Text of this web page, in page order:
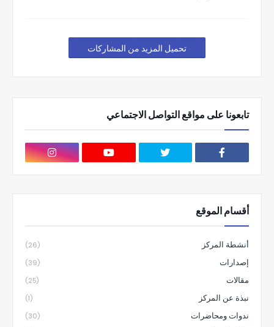
تحميل المزيد من المشاركات
تابعونا على مواقع التواصل الاجتماعي
أقسام الموقع
أنشطة المركز (26)
إصدارات (39)
مقالات (25)
نبذة عن المركز (1)
ندوات ومحاضرات (30)